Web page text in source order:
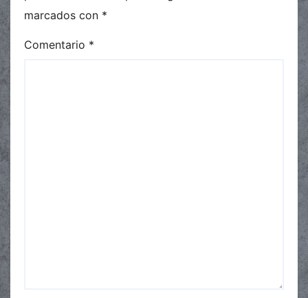
marcados con *
Comentario *